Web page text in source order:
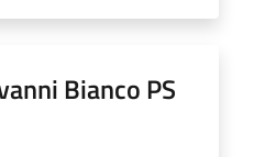
Bianco PS